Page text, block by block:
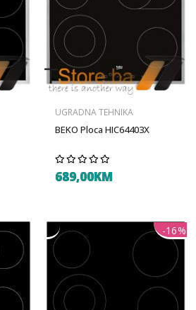
UGRADNA TEHNIKA
BEKO Ploca HIC64403X
689,00KM
-16%